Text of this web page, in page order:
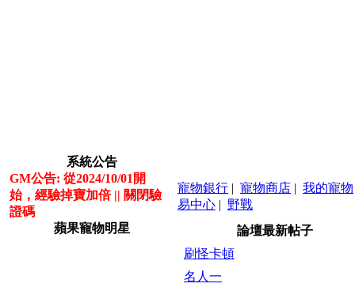
系統公告
GM公告: 從2024/10/01開
始，經驗掉寶加倍 || 關閉驗
證碼
蘋果寵物明星
寵物銀行 | 寵物商店 | 我的寵物
易中心 | 野戰
論壇最新帖子
刷怪卡頓
名人一